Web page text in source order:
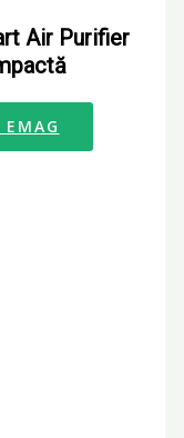
Air Purifier